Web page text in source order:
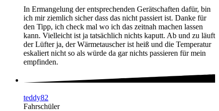
In Ermangelung der entsprechenden Gerätschaften dafür, bin
ich mir ziemlich sicher dass das nicht passiert ist. Danke für
den Tipp, ich check mal wo ich das zeitnah machen lassen
kann. Vielleicht ist ja tatsächlich nichts kaputt. Ab und zu läuft
der Lüfter ja, der Wärmetauscher ist heiß und die Temperatur
eskaliert nicht so als würde da gar nichts passieren für mein
empfinden.
teddy82
Fahrschüler